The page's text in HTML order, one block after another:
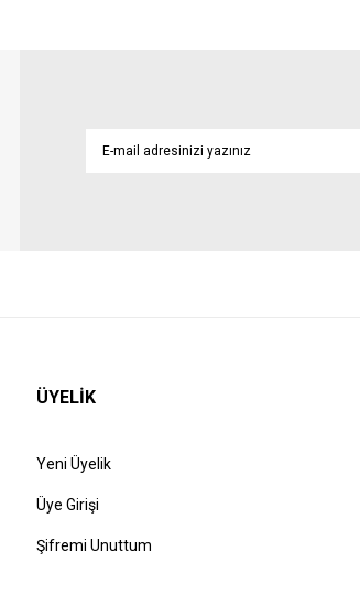
ÜYELİK
Yeni Üyelik
Üye Girişi
Şifremi Unuttum